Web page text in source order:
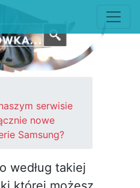
serwisie
nowe
Samsung?
według takiej